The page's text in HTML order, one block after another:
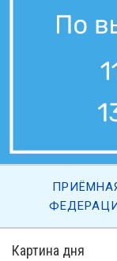
Картина дня